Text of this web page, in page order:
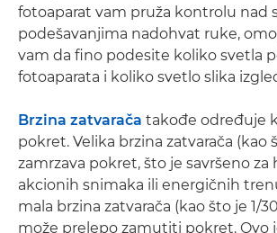
fotoaparat vam pruža kontrolu nad
podešavanjima nadohvat ruke,
vam da fino podesite koliko svetla
fotoaparata i koliko svetlo slika
Brzina zatvarača takođe određuje
pokret. Velika brzina zatvarača (kao
zamrzava pokret, što je savršeno za
akcionih snimaka ili energičnih
mala brzina zatvarača (kao što je 1/
može prelepo zamutiti pokret. Ovo